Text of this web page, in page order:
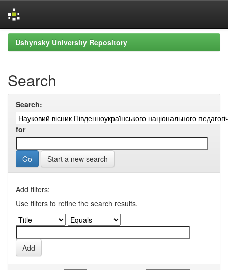
Skip
navigation
Ushynsky University Repository
Search
Search:
for
Start a new search
Add filters:
Use filters to refine the search results.